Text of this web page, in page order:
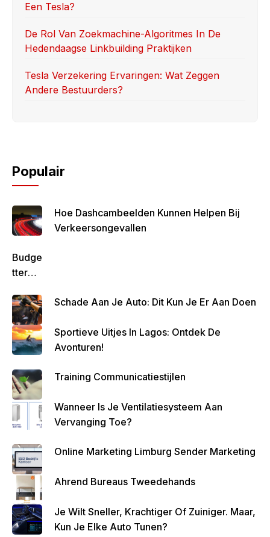
Een Tesla?
De Rol Van Zoekmachine-Algoritmes In De
Hedendaagse Linkbuilding Praktijken
Tesla Verzekering Ervaringen: Wat Zeggen
Andere Bestuurders?
Populair
Hoe Dashcambeelden Kunnen Helpen Bij
Verkeersongevallen
Budge
Tteren
Belan
Grijk
Om
Zo
Geld
Over
Te
Houde
Schade Aan Je Auto: Dit Kun Je Er Aan Doen
Sportieve Uitjes In Lagos: Ontdek De
Avonturen!
Training Communicatiestijlen
Wanneer Is Je Ventilatiesysteem Aan
Vervanging Toe?
Online Marketing Limburg Sender Marketing
Ahrend Bureaus Tweedehands
Je Wilt Sneller, Krachtiger Of Zuiniger. Maar,
Kun Je Elke Auto Tunen?